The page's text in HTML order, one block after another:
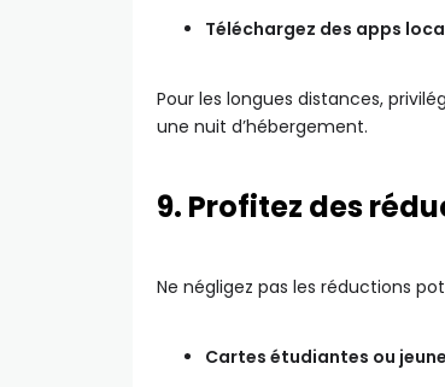
Téléchargez des apps
Pour les longues distances,
une nuit d’hébergement.
9. Profitez des
Ne négligez pas les réductions
Cartes étudiantes ou